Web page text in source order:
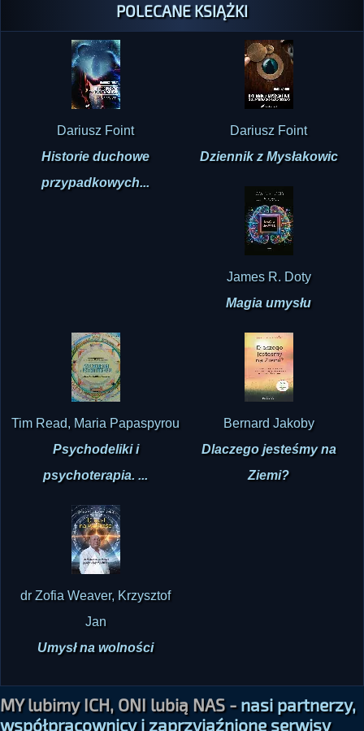
POLECANE KSIĄŻKI
Dariusz Foint
Historie duchowe
przypadkowych...
Dariusz Foint
Dziennik z Mysłakowic
James R. Doty
Magia umysłu
Tim Read, Maria Papaspyrou
Psychodeliki i
psychoterapia. ...
Bernard Jakoby
Dlaczego jesteśmy na
Ziemi?
dr Zofia Weaver, Krzysztof
Jan
Umysł na wolności
MY lubimy ICH, ONI lubią NAS -nasi partnerzy,
współpracownicy i zaprzyjaźnione serwisy